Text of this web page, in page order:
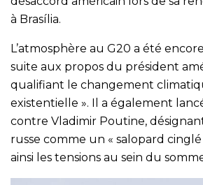
à Brasília.
L’atmosphère au G20 a été
suite aux propos du président
qualifiant le changement
existentielle ». Il a également
contre Vladimir Poutine,
russe comme un « salopard
ainsi les tensions au sein du